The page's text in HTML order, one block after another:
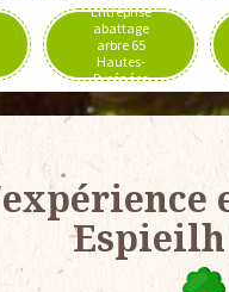
Entreprise
abattage
arbre 65
Hautes-
Pyrénées
Espieilh